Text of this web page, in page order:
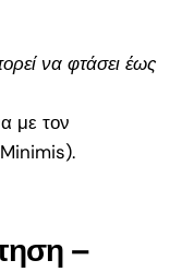
να φτάσει έως
με τον
–